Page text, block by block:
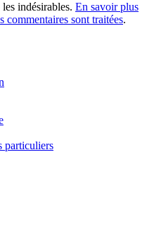
indésirables. En savoir plus
commentaires sont traitées.
particuliers